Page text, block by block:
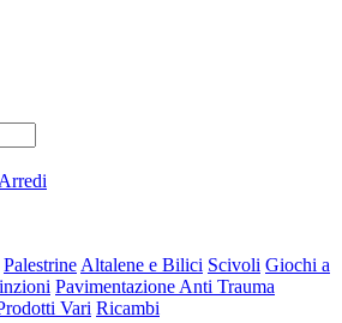
Palestrine Altalene e Bilici Scivoli Giochi a
Pavimentazione Anti Trauma
Vari Ricambi